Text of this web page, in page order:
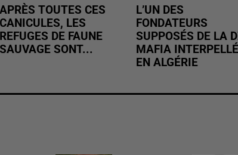
APRÈS TOUTES CES
CANICULES, LES
REFUGES DE FAUNE
SAUVAGE SONT...
L’UN DES
FONDATEURS
SUPPOSÉS DE LA
MAFIA INTERPELLÉ
EN ALGÉRIE